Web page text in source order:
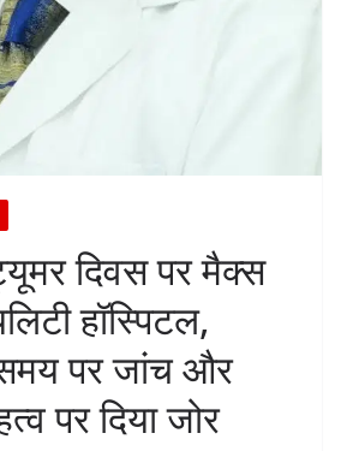
दिवस पर मैक्स
हॉस्पिटल,
पर जांच और
पर दिया जोर